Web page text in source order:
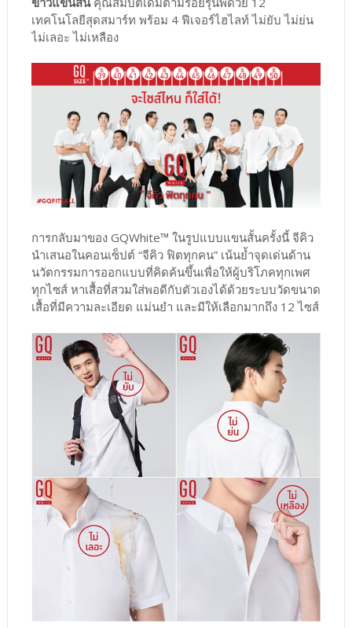
เทคโนโลยีสุดสมาร์ท พร้อม 4 ฟีเจอร์ไฮไลท์ ไม่ยับ ไม่ย่น
ไม่เลอะ ไม่เหลือง
การกลับมาของ GQWhite™ ในรูปแบบแขนสั้นครั้งนี้ จีคิว
นำเสนอในคอนเซ็ปต์ “จีคิว ฟิตทุกคน” เน้นย้ำจุดเด่นด้าน
นวัตกรรมการออกแบบที่คิดค้นขึ้นเพื่อให้ผู้บริโภคทุกเพศ
ทุกไซส์ หาเสื้อที่สวมใส่พอดีกับตัวเองได้ด้วยระบบวัดขนาด
เสื้อที่มีความละเอียด แม่นยำ และมีให้เลือกมากถึง 12 ไซส์